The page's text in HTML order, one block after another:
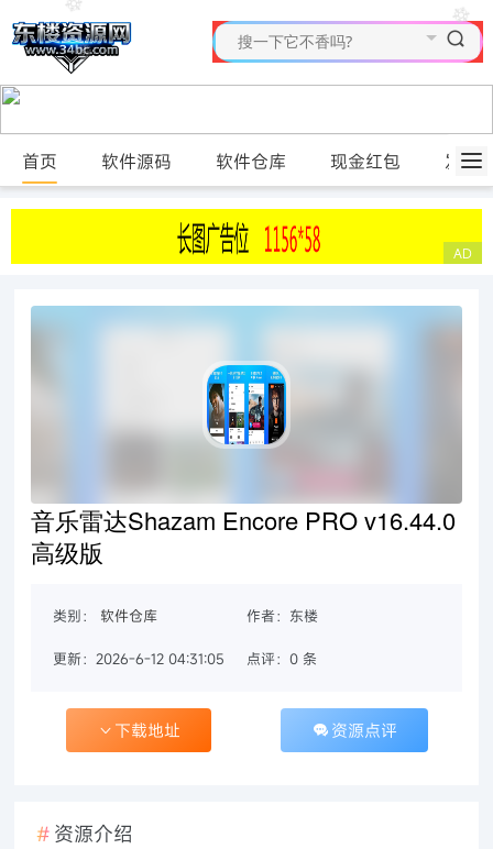
首页 软件源码 软件仓库 现金红包 发布
音乐雷达Shazam Encore PRO v16.44.0
高级版
类别： 软件仓库 作者：东楼
更新：2026-6-12 04:31:05 点评：0 条
下载地址 资源点评
资源介绍